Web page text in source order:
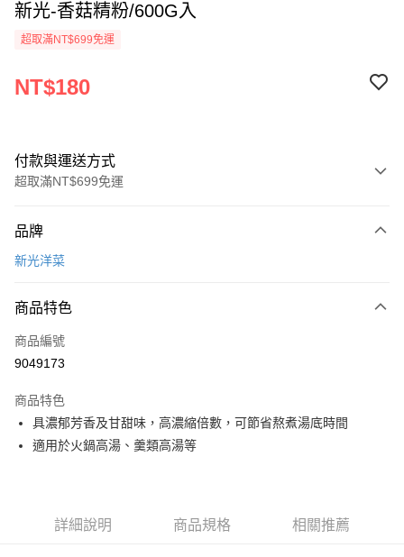
新光-香菇精粉/600G入
超取滿NT$699免運
NT$180
付款與運送方式
超取滿NT$699免運
信用卡一次付款
運送方式
• 付款後全家取貨
• 付款後7-11取貨
每筆NT$60，滿NT$699(含以上)免運費
品牌
新光洋菜
商品特色
商品編號
9049173
商品特色
具濃郁芳香及甘甜味，高濃縮倍數，可節省熬煮湯底時間
適用於火鍋高湯、羹類高湯等
詳細說明 商品規格 相關推薦